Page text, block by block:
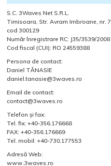
S.C. 3Waves Net S.R.L.
Timisoara, Str. Avram Imbroane, nr.
cod 300129
Număr înregistrare RC: J35/3539/2008
Cod fiscal (CUI): RO 24559388
Persona de contact:
Daniel TĂNASIE
daniel.tanasie@3waves.ro
Email de contact:
contact@3waves.ro
Telefon şi fax:
Tel. fix: +40-356.176668
FAX: +40-356.176669
Tel. mobil: +40-730.177553
Adresă Web:
www.3waves.ro